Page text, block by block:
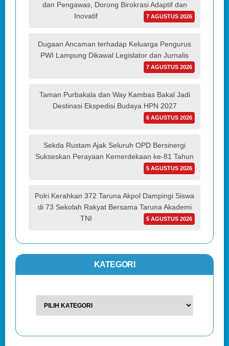
dan Pengawas, Dorong Birokrasi Adaptif dan
Inovatif
7 AGUSTUS 2026
Dugaan Ancaman terhadap Keluarga Pengurus
PWI Lampung Dikawal Legislator dan Jurnalis
7 AGUSTUS 2026
Taman Purbakala dan Way Kambas Bakal Jadi
Destinasi Ekspedisi Budaya HPN 2027
6 AGUSTUS 2026
Sekda Rustam Ajak Seluruh OPD Bersinergi
Sukseskan Perayaan Kemerdekaan ke-81 Tahun
5 AGUSTUS 2026
Polri Kerahkan 372 Taruna Akpol Dampingi Siswa
di 73 Sekolah Rakyat Bersama Taruna Akademi
TNI
5 AGUSTUS 2026
KATEGORI